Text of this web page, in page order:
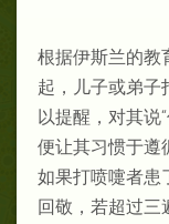
根据伊斯兰的教
起，儿子或弟子
以提醒，对其说
便让其习惯于遵
如果打喷嚏者患
回敬，若超过三